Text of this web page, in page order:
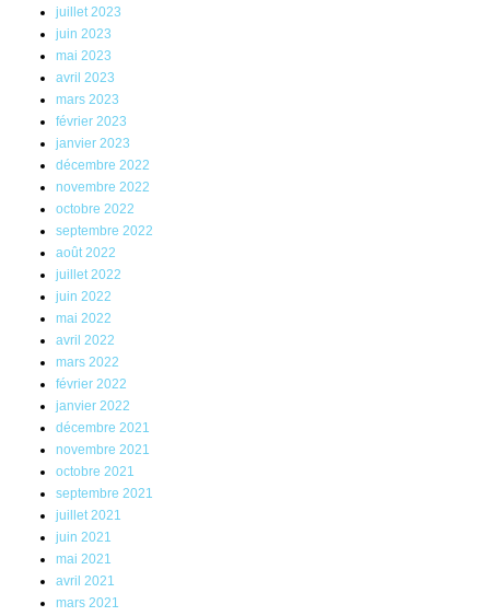
juillet 2023
juin 2023
mai 2023
avril 2023
mars 2023
février 2023
janvier 2023
décembre 2022
novembre 2022
octobre 2022
septembre 2022
août 2022
juillet 2022
juin 2022
mai 2022
avril 2022
mars 2022
février 2022
janvier 2022
décembre 2021
novembre 2021
octobre 2021
septembre 2021
juillet 2021
juin 2021
mai 2021
avril 2021
mars 2021